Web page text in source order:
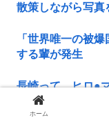
散策しながら写真
「世界唯一の被
する輩が発生
長崎って、ヒロ●
好感持てるよな
ホーム